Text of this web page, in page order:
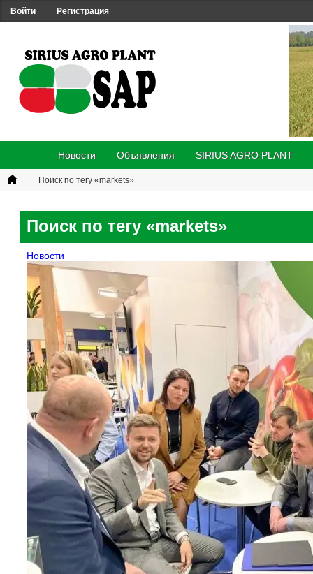
Войти Регистрация
Новости Объявления SIRIUS AGRO PLANT
Поиск по тегу «markets»
Поиск по тегу «markets»
Новости